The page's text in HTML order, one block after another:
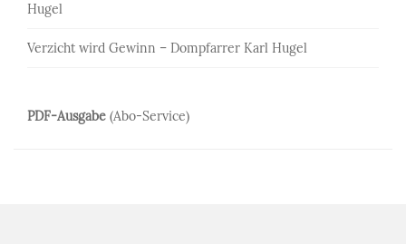
Hugel
Verzicht wird Gewinn – Dompfarrer Karl Hugel
PDF-Ausgabe (Abo-Service)